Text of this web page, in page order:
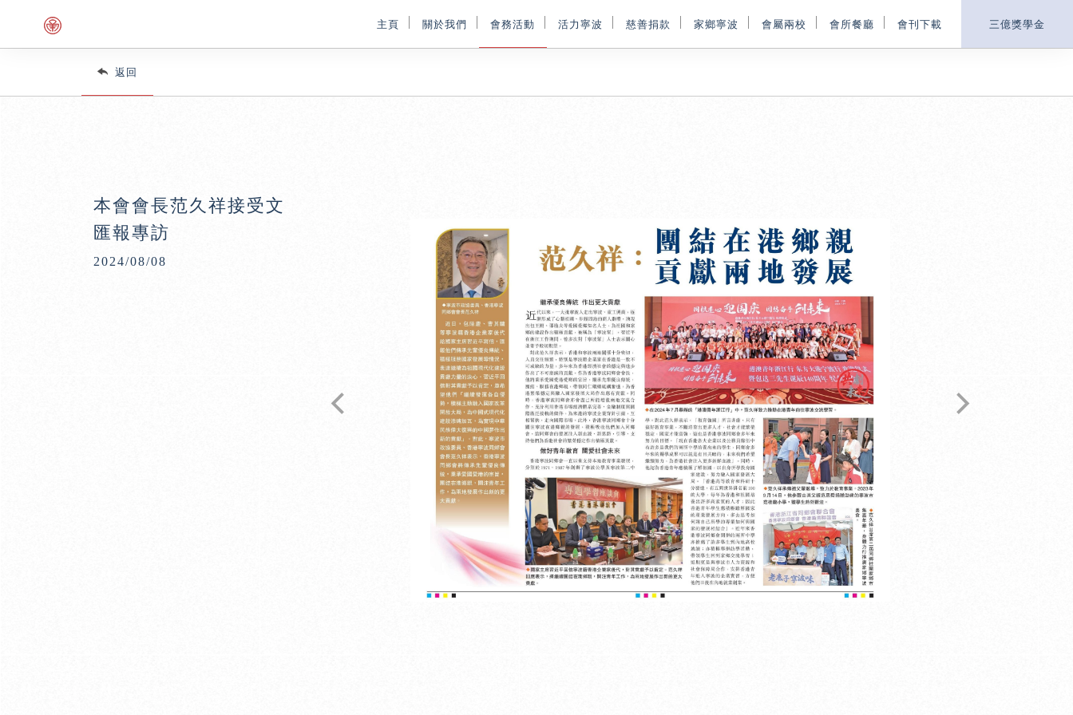
主頁 關於我們 會務活動 活力寧波 慈善捐款 家鄉寧波 會屬兩校 會所餐廳 會刊下載 三億獎學金
返回
本會會長范久祥接受文
匯報專訪
2024/08/08